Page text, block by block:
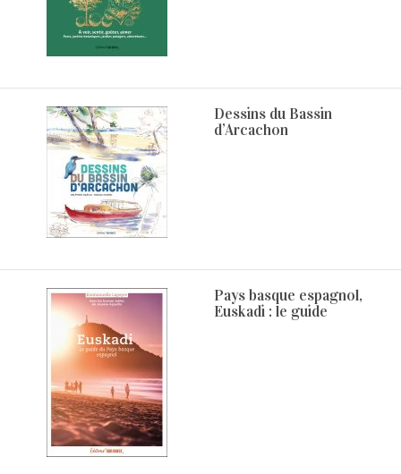
Dessins du Bassin
d’Arcachon
Pays basque espagnol,
Euskadi : le guide